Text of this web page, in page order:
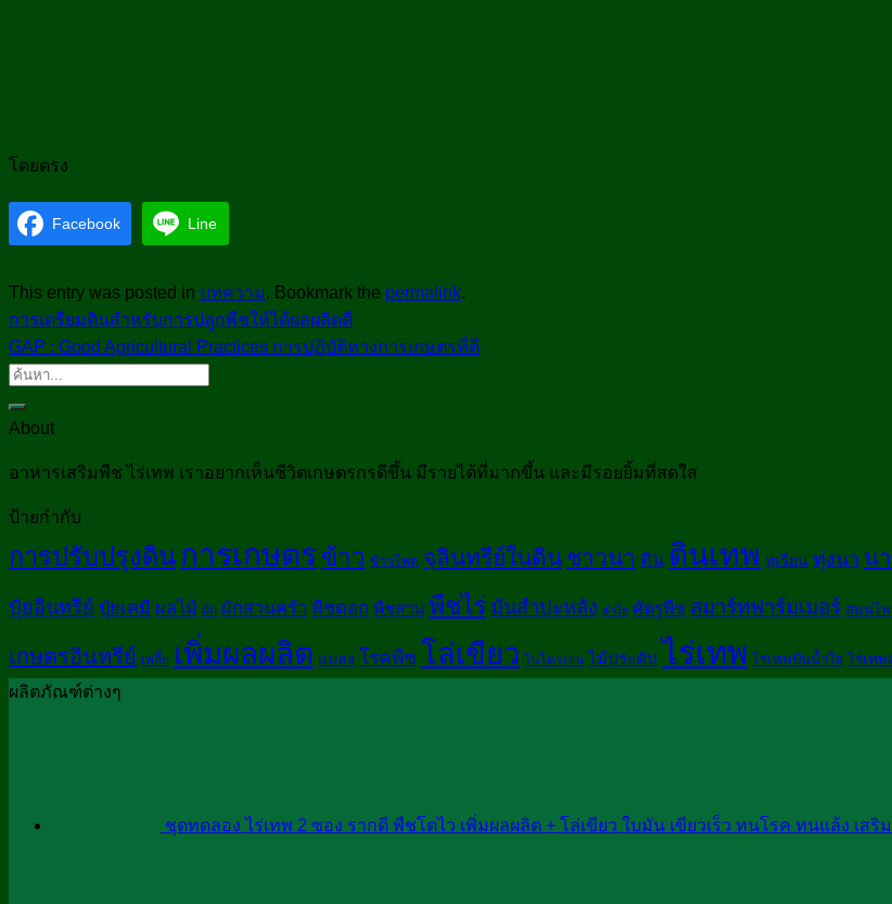
โดยตรง
Facebook Line
This entry was posted in บทความ. Bookmark the permalink.
การเตรียมดินสำหรับการปลูกพืชให้ได้ผลผลิตดี
GAP : Good Agricultural Practices การปฏิบัติทางการเกษตรที่ดี
About
อาหารเสริมพืช ไร่เทพ เราอยากเห็นชีวิตเกษตรกรดีขึ้น มีรายได้ที่มากขึ้น และมีรอยยิ้มที่สดใส
ป้ายกำกับ
การปรับปรุงดินการเกษตร ข้าว ข้าวโพด จุลินทรีย์ในดิน ชาวนา ดิน ดินเทพ ทุเรียน ทุ่งนา น
ปุ๋ยอินทรีย์ ปุ๋ยเคมี ผลไม้ ผัก ผักสวนครัว พืชดอก พืชสวน พืชไร่ มันสำปะหลัง ลำไย ศัตรูพืช สมาร์ทฟาร์มเมอร์ สมุนไ
เกษตรอินทรีย์ เพลี้ย เพิ่มผลผลิต แมลง โรคพืช โล่เขียว ไนโตรเจน ไม้ประดับ ไร่เทพ ไร่เทพปันน้ำใจ ไร่เท
ผลิตภัณฑ์ต่างๆ
ชุดทดลอง ไร่เทพ 2 ซอง รากดี พืชโตไว เพิ่มผลผลิต + โล่เขียว ใบมัน เขียวเร็ว ทนโรค ทนแล้ง เสริ